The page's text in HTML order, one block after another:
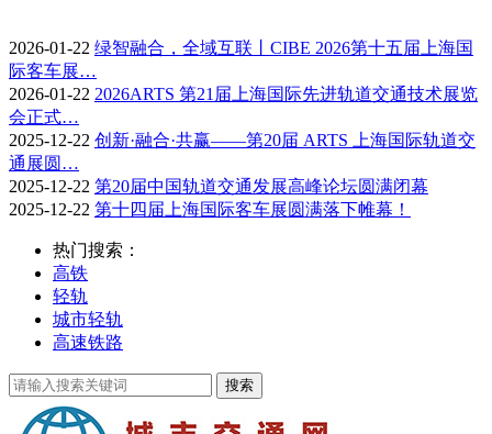
2026-01-22 绿智融合，全域互联丨CIBE 2026第十五届上海国
际客车展…
2026-01-22 2026ARTS 第21届上海国际先进轨道交通技术展览
会正式…
2025-12-22 创新·融合·共赢——第20届 ARTS 上海国际轨道交
通展圆…
2025-12-22 第20届中国轨道交通发展高峰论坛圆满闭幕
2025-12-22 第十四届上海国际客车展圆满落下帷幕！
热门搜索：
高铁
轻轨
城市轻轨
高速铁路